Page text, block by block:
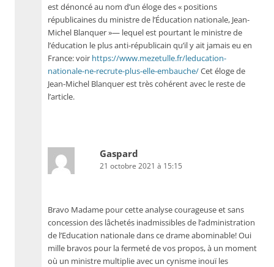
est dénoncé au nom d’un éloge des « positions
républicaines du ministre de l’Éducation nationale, Jean-
Michel Blanquer »— lequel est pourtant le ministre de
l’éducation le plus anti-républicain qu’il y ait jamais eu en
France: voir https://www.mezetulle.fr/leducation-
nationale-ne-recrute-plus-elle-embauche/Cet éloge de
Jean-Michel Blanquer est très cohérent avec le reste de
l’article.
Gaspard
21 octobre 2021 à 15:15
Bravo Madame pour cette analyse courageuse et sans
concession des lâchetés inadmissibles de l’administration
de l’Education nationale dans ce drame abominable! Oui
mille bravos pour la fermeté de vos propos, à un moment
où un ministre multiplie avec un cynisme inouï les